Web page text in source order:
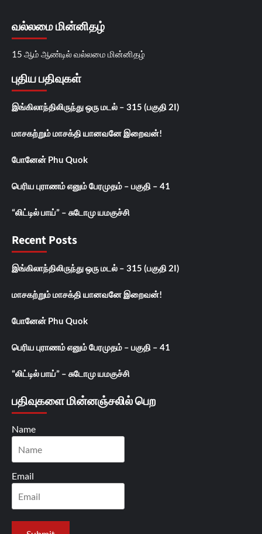
வல்லமை மின்னிதழ்
15 ஆம் ஆண்டில் வல்லமை மின்னிதழ்
புதிய பதிவுகள்
இங்கிலாந்திலிருந்து ஒரு மடல் – 315 (பகுதி 2I)
மாசகற்றும் மாசக்தி யானவனே இறைவன்!
போனேன் Phu Quok
பெரிய புராணம் எனும் பேரமுதம் – பகுதி – 41
“லிட்டில் பாய்” – சுடோமு யமகுச்சி
Recent Posts
இங்கிலாந்திலிருந்து ஒரு மடல் – 315 (பகுதி 2I)
மாசகற்றும் மாசக்தி யானவனே இறைவன்!
போனேன் Phu Quok
பெரிய புராணம் எனும் பேரமுதம் – பகுதி – 41
“லிட்டில் பாய்” – சுடோமு யமகுச்சி
பதிவுகளை மின்னஞ்சலில் பெற
Name
Email